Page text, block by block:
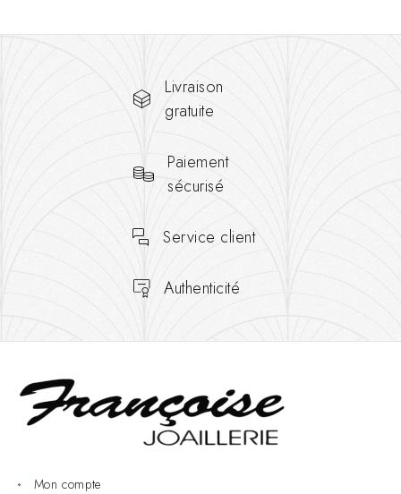
Livraison
gratuite
Paiement
sécurisé
Service client
Authenticité
Mon compte